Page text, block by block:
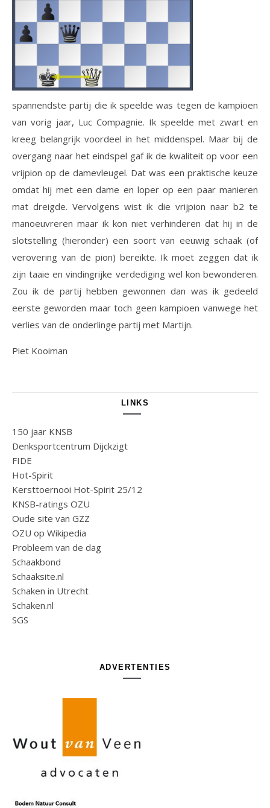
spannendste partij die ik speelde was tegen de kampioen
van vorig jaar, Luc Compagnie. Ik speelde met zwart en
kreeg belangrijk voordeel in het middenspel. Maar bij de
overgang naar het eindspel gaf ik de kwaliteit op voor een
vrijpion op de damevleugel. Dat was een praktische keuze
omdat hij met een dame en loper op een paar manieren
mat dreigde. Vervolgens wist ik die vrijpion naar b2 te
manoeuvreren maar ik kon niet verhinderen dat hij in de
slotstelling (hieronder) een soort van eeuwig schaak (of
verovering van de pion) bereikte. Ik moet zeggen dat ik
zijn taaie en vindingrijke verdediging wel kon bewonderen.
Zou ik de partij hebben gewonnen dan was ik gedeeld
eerste geworden maar toch geen kampioen vanwege het
verlies van de onderlinge partij met Martijn.
Piet Kooiman
LINKS
150 jaar KNSB
Denksportcentrum Dijckzigt
FIDE
Hot-Spirit
Kersttoernooi Hot-Spirit 25/12
KNSB-ratings OZU
Oude site van GZZ
OZU op Wikipedia
Probleem van de dag
Schaakbond
Schaaksite.nl
Schaken in Utrecht
Schaken.nl
SGS
ADVERTENTIES